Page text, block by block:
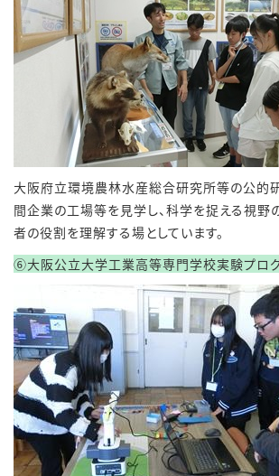
大阪府立環境農林水産総合研究所等の公的
間企業の工場等を見学し、科学を捉える視野
者の役割を理解する場としています。
⑥大阪公立大学工業高等専門学校実験プログ